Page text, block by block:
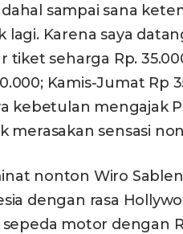
sampai sana
lagi. Karena saya
tiket seharga Rp.
Kamis-Jumat Rp
kebetulan mengajak
merasakan sensasi
nonton Wiro
dengan rasa
sepeda motor dengan